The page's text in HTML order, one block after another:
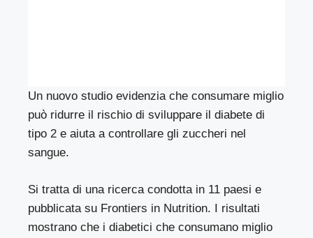
Un nuovostudio evidenzia che consumare miglio
può ridurre il rischio di sviluppare il diabete di
tipo 2 e aiuta a controllare gli zuccheri nel
sangue.
Si tratta di una ricerca condotta in 11 paesi e
pubblicata su Frontiers in Nutrition. I risultati
mostrano che i diabetici che consumano miglio